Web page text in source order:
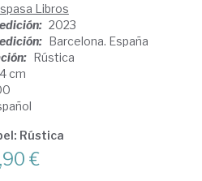
Libros
2023
Barcelona. España
Rústica
cm
Rústica
€